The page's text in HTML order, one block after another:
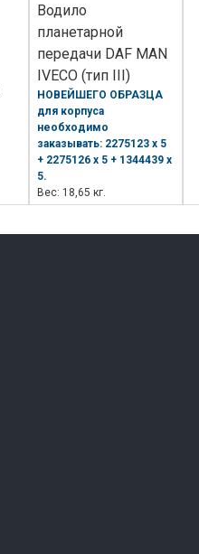
Водило
планетарной
передачи DAF MAN
IVECO (тип III)
НОВЕЙШЕГО ОБРАЗЦА
для корпуса
необходимо
заказывать: 2275123 х 5
+ 2275126 х 5 + 1344439 х
5.
Вес: 18,65 кг.